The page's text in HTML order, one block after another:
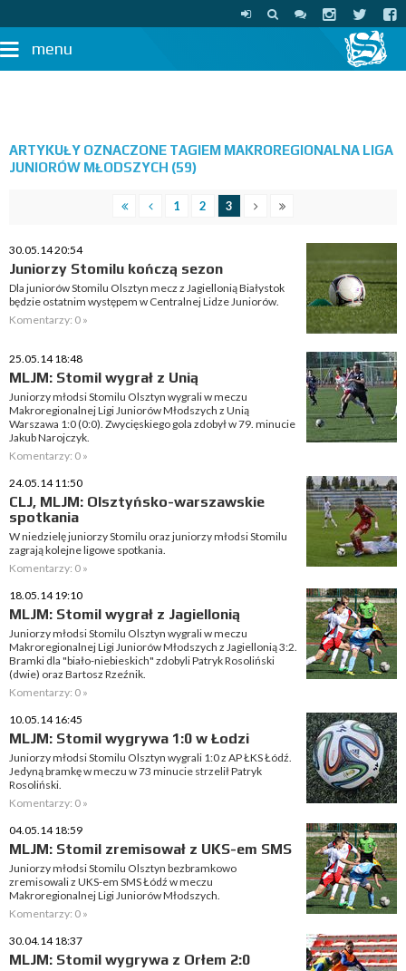
menu
ARTYKUŁY OZNACZONE TAGIEM MAKROREGIONALNA LIGA
JUNIORÓW MŁODSZYCH (59)
1 2 3
30.05.14 20:54
Juniorzy Stomilu kończą sezon
Dla juniorów Stomilu Olsztyn mecz z Jagiellonią Białystok
będzie ostatnim występem w Centralnej Lidze Juniorów.
Komentarzy: 0 »
25.05.14 18:48
MLJM: Stomil wygrał z Unią
Juniorzy młodsi Stomilu Olsztyn wygrali w meczu
Makroregionalnej Ligi Juniorów Młodszych z Unią
Warszawa 1:0 (0:0). Zwycięskiego gola zdobył w 79. minucie
Jakub Narojczyk.
Komentarzy: 0 »
24.05.14 11:50
CLJ, MLJM: Olsztyńsko-warszawskie
spotkania
W niedzielę juniorzy Stomilu oraz juniorzy młodsi Stomilu
zagrają kolejne ligowe spotkania.
Komentarzy: 0 »
18.05.14 19:10
MLJM: Stomil wygrał z Jagiellonią
Juniorzy młodsi Stomilu Olsztyn wygrali w meczu
Makroregionalnej Ligi Juniorów Młodszych z Jagiellonią 3:2.
Bramki dla "biało-niebieskich" zdobyli Patryk Rosoliński
(dwie) oraz Bartosz Rzeźnik.
Komentarzy: 0 »
10.05.14 16:45
MLJM: Stomil wygrywa 1:0 w Łodzi
Juniorzy młodsi Stomilu Olsztyn wygrali 1:0 z AP ŁKS Łódź.
Jedyną bramkę w meczu w 73 minucie strzelił Patryk
Rosoliński.
Komentarzy: 0 »
04.05.14 18:59
MLJM: Stomil zremisował z UKS-em SMS
Juniorzy młodsi Stomilu Olsztyn bezbramkowo
zremisowali z UKS-em SMS Łódź w meczu
Makroregionalnej Ligi Juniorów Młodszych.
Komentarzy: 0 »
30.04.14 18:37
MLJM: Stomil wygrywa z Orłem 2:0